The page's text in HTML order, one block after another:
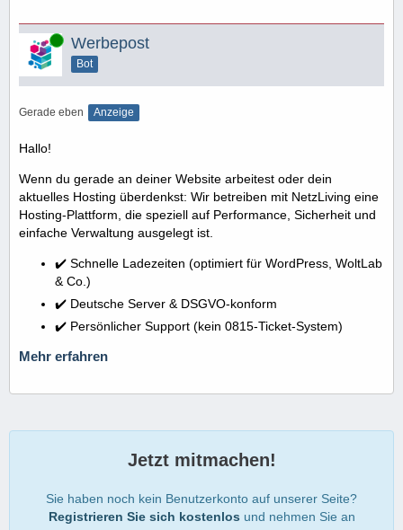
Online Werbepost
Bot
Gerade eben Anzeige
Hallo!
Wenn du gerade an deiner Website arbeitest oder dein
aktuelles Hosting überdenkst: Wir betreiben mit NetzLiving eine
Hosting-Plattform, die speziell auf Performance, Sicherheit und
einfache Verwaltung ausgelegt ist.
✔️ Schnelle Ladezeiten (optimiert für WordPress, WoltLab
& Co.)
✔️ Deutsche Server & DSGVO-konform
✔️ Persönlicher Support (kein 0815-Ticket-System)
Mehr erfahren
Jetzt mitmachen!
Sie haben noch kein Benutzerkonto auf unserer Seite?
Registrieren Sie sich kostenlos und nehmen Sie an